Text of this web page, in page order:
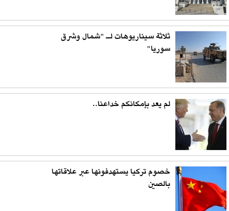
ثلاثة سيناريوهات لـ "شمال وشرق
سوريا"
لم يعد بإمكانكم خداعنا..
خصوم تركيا يستهدفونها عبر علاقاتها
بالصين